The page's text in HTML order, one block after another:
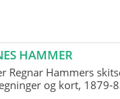
HAMMER
Regnar Hammers
og kort, 1879-